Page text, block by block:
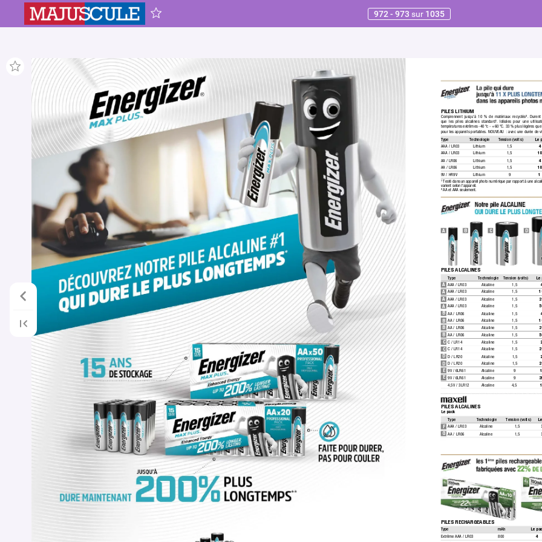
972 - 973 sur 1035
PILES ALCALINES
Le pack
PILES RECHARGEABLES
Type mAh Le
Extrême AAA / LR03 800 4
PILES LITHIUM
Comprennent jusqu’à 10 % de matériaux recyclés².
que les piles alcalines standard¹. Idéales pour une
températures extrêmes -40 °c - +60 °C. 33 % plus légères
pour les appareils portables. NOUVEAU  : avec une durée de
¹ Testé dans un appareil photo numérique par rapport à une
varient selon l’appareil.
² AA et AAA seulement.
Type Technologie Tension (volts) Le
AAA / LR03
Lithium 1,5 4
AAA / LR03 Lithium 1,5 10
AA / LR06 Lithium 1,5 4
AA / LR06 Lithium 1,5 10
9V / HR9V Lithium 9 1
PILES ALCALINES
Type Technologie Tension (volts) Le
A AAA / LR03 Alcaline 1,5 4
A AAA / LR03 Alcaline 1,5
A AAA / LR03 Alcaline 1,5
A AAA / LR03 Alcaline 1,5
B AA / LR06 Alcaline 1,5 4
B AA / LR06 Alcaline 1,5
B AA / LR06 Alcaline 1,5
B AA / LR06 Alcaline 1,5
C C / LR14 Alcaline 1,5 2
C C / LR14 Alcaline 1,5
D D / LR20 Alcaline 1,5 2
D D / LR20 Alcaline 1,5
E 9V / 6LR61 Alcaline 9 1
E 9V / 6LR61 Alcaline 9
4,5V / 3LR12 Alcaline 4,5 1
Type Technologie Tension (volts)
F AAA / LR03 Alcaline 1,5
G AA / LR06 Alcaline 1,5
A B C D